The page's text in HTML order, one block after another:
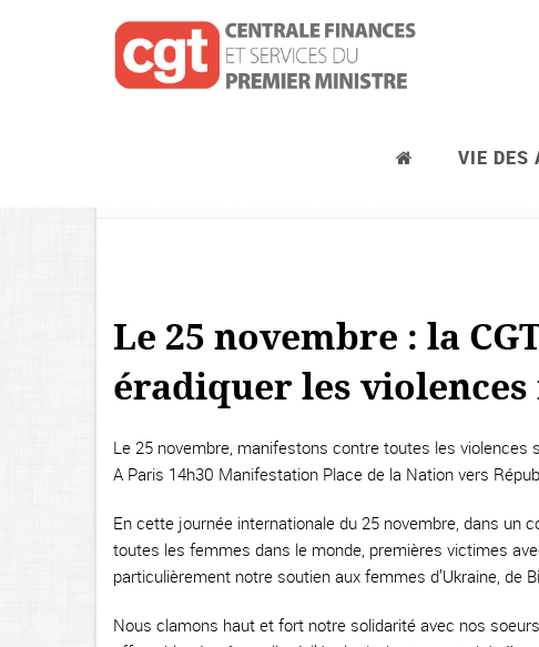
VIE DES
Journées d’actions syndicales,
Le 25 novembre : la
éradiquer les
Le 25 novembre, manifestons contre toutes les violences
A Paris 14h30 Manifestation Place de la Nation vers
En cette journée internationale du 25 novembre, dans un
toutes les femmes dans le monde, premières victimes
particulièrement notre soutien aux femmes d’Ukraine, de
Nous clamons haut et fort notre solidarité avec nos